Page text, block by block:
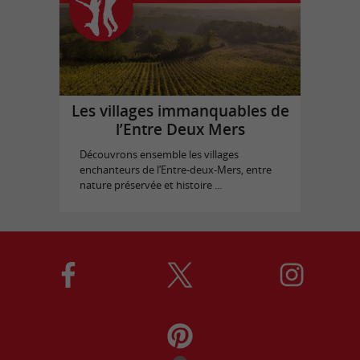
Les villages immanquables de
l’Entre Deux Mers
Découvrons ensemble les villages
enchanteurs de l’Entre-deux-Mers, entre
nature préservée et histoire ...